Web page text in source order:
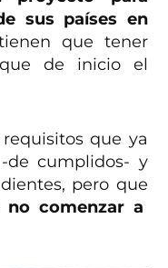
sus países en
que tener
de inicio el
que ya
de cumplidos- y
pero que
no comenzar a